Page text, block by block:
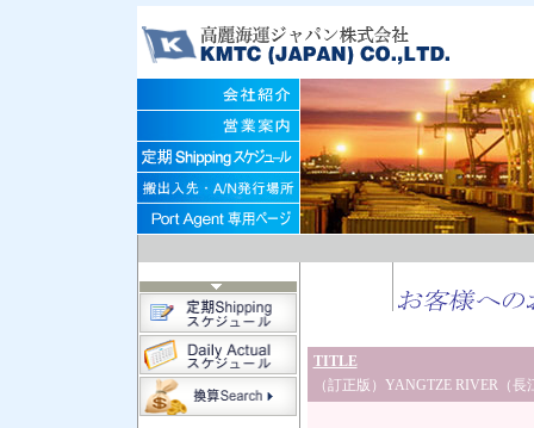
TITLE
（訂正版）YANGTZE RIVER（